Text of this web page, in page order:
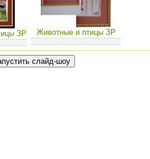
ЗР Животные и птицы ЗР